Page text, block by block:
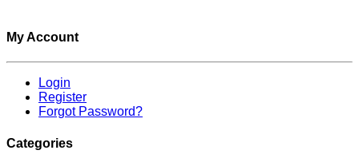
My Account
Login
Register
Forgot Password?
Categories